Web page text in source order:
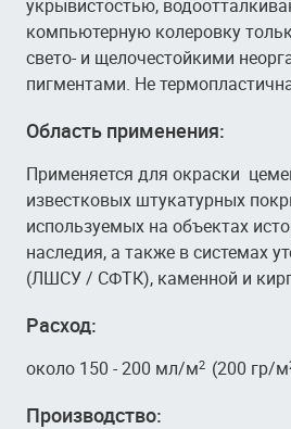
укрывистостью,
компьютерную колеровку
свето- и щелочестойкими
пигментами. Не
Область применения:
Применяется для окраски
известковых штукатурных
используемых на объектах
наследия, а также в системах
(ЛШСУ / СФТК), каменной и
Расход:
около 150 - 200 мл/м2 (200 гр/м
Производство: